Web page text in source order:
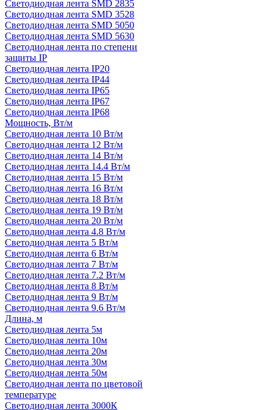
Светодиодная лента SMD 2835
Светодиодная лента SMD 3528
Светодиодная лента SMD 5050
Светодиодная лента SMD 5630
Светодиодная лента по степени
защиты IP
Светодиодная лента IP20
Светодиодная лента IP44
Светодиодная лента IP65
Светодиодная лента IP67
Светодиодная лента IP68
Мощность, Вт/м
Светодиодная лента 10 Вт/м
Светодиодная лента 12 Вт/м
Светодиодная лента 14 Вт/м
Светодиодная лента 14.4 Вт/м
Светодиодная лента 15 Вт/м
Светодиодная лента 16 Вт/м
Светодиодная лента 18 Вт/м
Светодиодная лента 19 Вт/м
Светодиодная лента 20 Вт/м
Светодиодная лента 4.8 Вт/м
Светодиодная лента 5 Вт/м
Светодиодная лента 6 Вт/м
Светодиодная лента 7 Вт/м
Светодиодная лента 7.2 Вт/м
Светодиодная лента 8 Вт/м
Светодиодная лента 9 Вт/м
Светодиодная лента 9.6 Вт/м
Длина, м
Светодиодная лента 5м
Светодиодная лента 10м
Светодиодная лента 20м
Светодиодная лента 30м
Светодиодная лента 50м
Светодиодная лента по цветовой
температуре
Светодиодная лента 3000К